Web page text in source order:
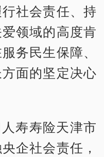
社会责任、持
领域的高度肯
务民生保障、
面的坚定决心
寿寿险天津市
企社会责任，